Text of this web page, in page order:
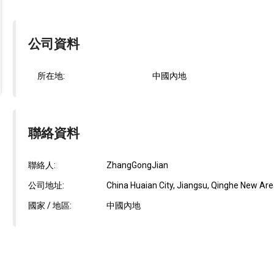
公司資料
所在地: 中國內地
聯絡資料
聯絡人: ZhangGongJian
公司地址: China Huaian City, Jiangsu, Qinghe New
國家 / 地區: 中國內地